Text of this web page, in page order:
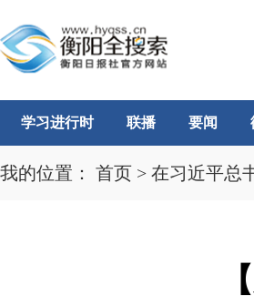
学习进行时 联播 要闻
我的位置： 首页 > 在习近平总